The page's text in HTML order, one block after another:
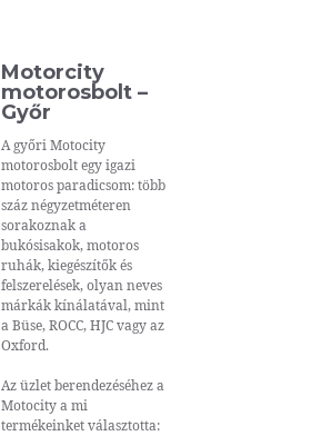
Motorcity
motorosbolt –
Győr
A győri Motocity
motorosbolt egy igazi
motoros paradicsom: több
száz négyzetméteren
sorakoznak a
bukósisakok, motoros
ruhák, kiegészítők és
felszerelések, olyan neves
márkák kínálatával, mint
a Büse, ROCC, HJC vagy az
Oxford.
Az üzlet berendezéséhez a
Motocity a mi
termékeinket választotta: